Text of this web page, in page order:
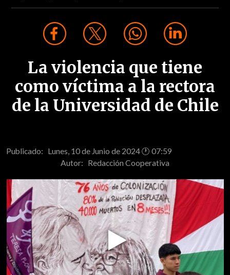
La violencia que tiene
como víctima a la rectora
de la Universidad de Chile
Publicado: Lunes, 10 de Junio de 2024 🕐 07:59
Autor: Redacción Cooperativa
Play
Video